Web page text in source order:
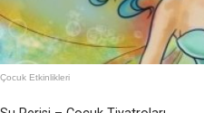
Çocuk Etkinlikleri